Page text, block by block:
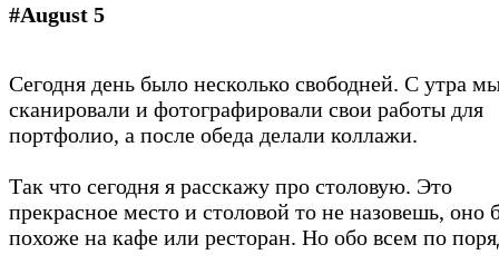
#August 5
Сегодня день было несколько свободней. С утра
сканировали и фотографировали свои работы для
портфолио, а после обеда делали коллажи.
Так что сегодня я расскажу про столовую. Это
прекрасное место и столовой то не назовешь, оно
похоже на кафе или ресторан. Но обо всем по